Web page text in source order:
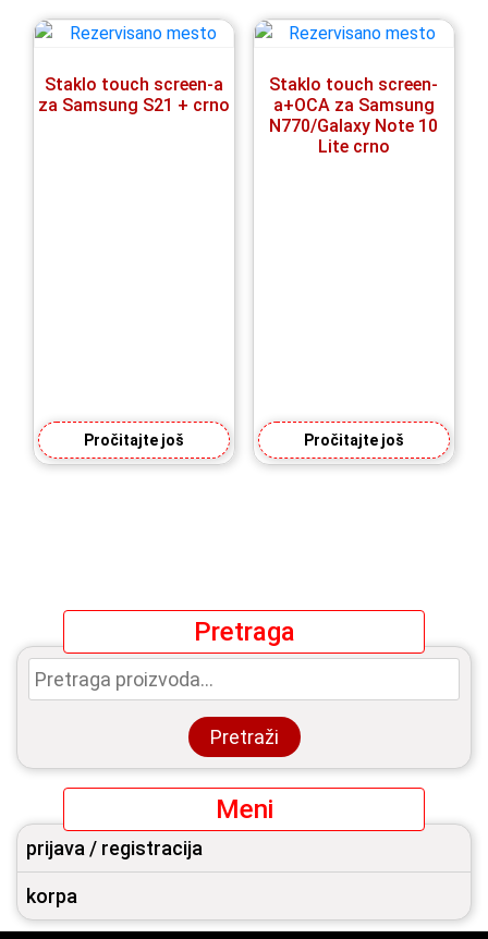
Staklo touch screen-a
za Samsung S21 + crno
Pročitajte još
Staklo touch screen-
a+OCA za Samsung
N770/Galaxy Note 10
Lite crno
Pročitajte još
Pretraga
Pretraga
za:
Pretraži
Meni
prijava / registracija
korpa